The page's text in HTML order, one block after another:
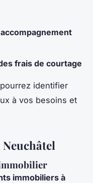
frais de courtage
identifier
à vos besoins et
immobiliers à